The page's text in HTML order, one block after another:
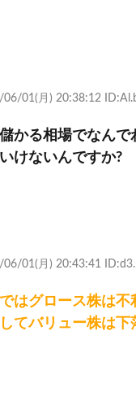
06/01(月) 20:38:12
かる相場でなんで
けないんですか?
06/01(月) 20:43:41
はグロース株は
てバリュー株は